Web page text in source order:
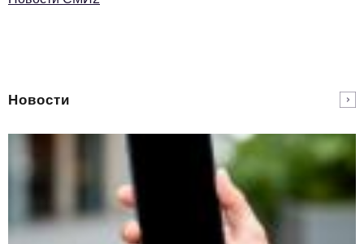
Новости